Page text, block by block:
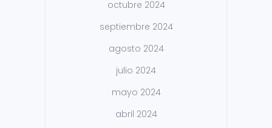
octubre 2024
septiembre 2024
agosto 2024
julio 2024
mayo 2024
abril 2024